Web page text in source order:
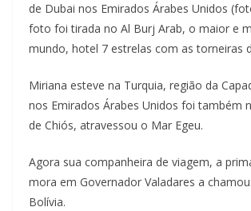
de Dubai nos Emirados Árabes Unidos
foto foi tirada no Al Burj Arab, o maior e
mundo, hotel 7 estrelas com as torneiras
Miriana esteve na Turquia, região da
nos Emirados Árabes Unidos foi também
de Chiós, atravessou o Mar Egeu.
Agora sua companheira de viagem, a
mora em Governador Valadares a
Bolívia.